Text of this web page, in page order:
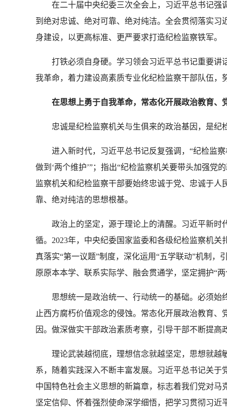
在二十届中央纪委三次全会上，习近平总书记强
到绝对忠诚、绝对可靠、绝对纯洁。全会贯彻落实
身建设，以更高标准、更严要求打造纪检监察铁军。
打铁必须自身硬。学习领会习近平总书记重要讲
我革命，着力建设高素质专业化纪检监察干部队伍
在思想上勇于自我革命，常态化开展政治教育、
忠诚是纪检监察机关与生俱来的政治基因，是纪
进入新时代，习近平总书记反复强调，“纪检监察
做到‘两个维护’”；指出“纪检监察机关要带头加强党
监察机关和纪检监察干部要始终忠诚于党、忠诚于
靠、绝对纯洁的思想根基。
政治上的坚定，源于理论上的清醒。习近平新时
循。2023年，中央纪委国家监委和各级纪检监察机
真落实“第一议题”制度，深化运用“五学联动”机制
原原本本学、联系实际学、融会贯通学，坚定拥护“
思想统一是政治统一、行动统一的基础。必须始
止西方腐朽价值观念的侵蚀。常态化开展政治教育
因。做深做实干部政治素质考察，引导干部不断提
理论武装越彻底，理想信念就越坚定，思想就越
系，随着实践深入不断丰富发展。习近平总书记关
中国特色社会主义思想的新篇章，标志着我们党对
坚定信仰、怀着强烈使命深学细悟，把学习贯彻习